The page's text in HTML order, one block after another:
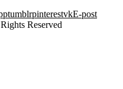
tumblrpinterestvkE-post
Reserved